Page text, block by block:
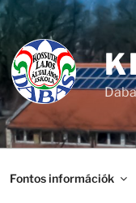
Fontos információk